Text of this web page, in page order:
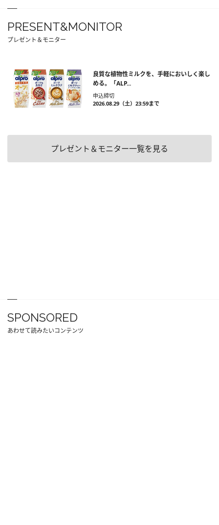
PRESENT&MONITOR
プレゼント＆モニター
良質な植物性ミルクを、手軽においしく楽し
める。「ALP...
申込締切
2026.08.29（土）23:59まで
プレゼント＆モニター一覧を見る
SPONSORED
あわせて読みたいコンテンツ